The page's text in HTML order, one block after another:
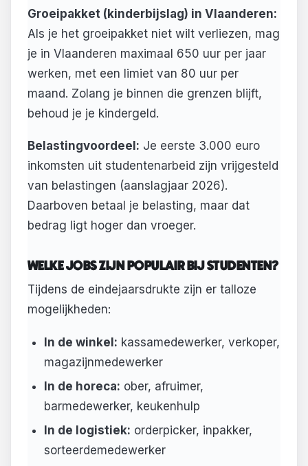
Groeipakket (kinderbijslag) in Vlaanderen:
Als je het groeipakket niet wilt verliezen, mag
je in Vlaanderen maximaal 650 uur per jaar
werken, met een limiet van 80 uur per
maand. Zolang je binnen die grenzen blijft,
behoud je je kindergeld.
Belastingvoordeel: Je eerste 3.000 euro
inkomsten uit studentenarbeid zijn vrijgesteld
van belastingen (aanslagjaar 2026).
Daarboven betaal je belasting, maar dat
bedrag ligt hoger dan vroeger.
WELKE JOBS ZIJN POPULAIR BIJ STUDENTEN?
Tijdens de eindejaarsdrukte zijn er talloze
mogelijkheden:
In de winkel: kassamedewerker, verkoper,
magazijnmedewerker
In de horeca: ober, afruimer,
barmedewerker, keukenhulp
In de logistiek: orderpicker, inpakker,
sorteerdemedewerker